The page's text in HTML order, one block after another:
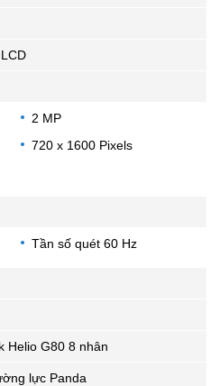
2 MP
720 x 1600 Pixels
Tần số quét 60 Hz
Helio G80 8 nhân
lực Panda